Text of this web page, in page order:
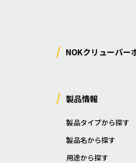
NOKクリューバー
製品情報
製品タイプから探す
製品名から探す
用途から探す